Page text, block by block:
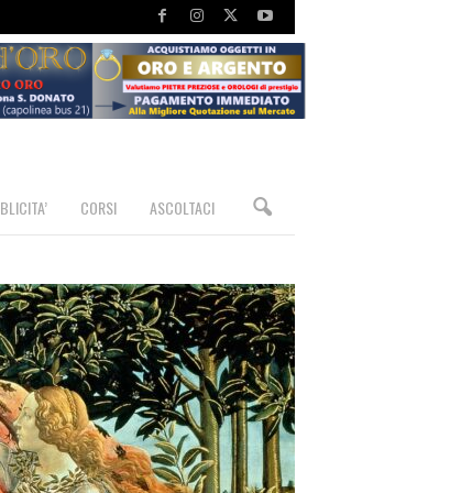
CORSI ASCOLTACI